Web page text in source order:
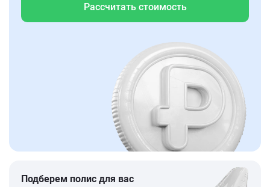
Рассчитать стоимость
Подберем полис для вас